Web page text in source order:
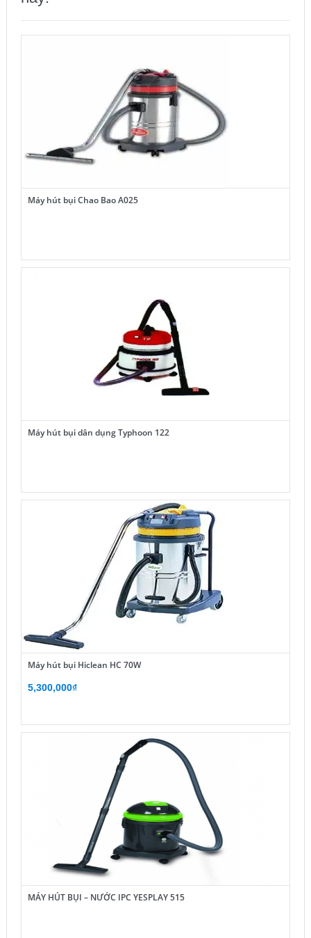
Máy hút bụi Chao Bao A025
Máy hút bụi dân dụng Typhoon 122
Máy hút bụi Hiclean HC 70W
5,300,000₫
MÁY HÚT BỤI – NƯỚC IPC YESPLAY 515